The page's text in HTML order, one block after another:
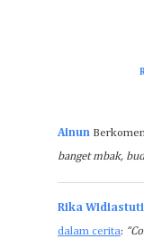
Ainun
banget mbak,
Rika
dalam cerita: